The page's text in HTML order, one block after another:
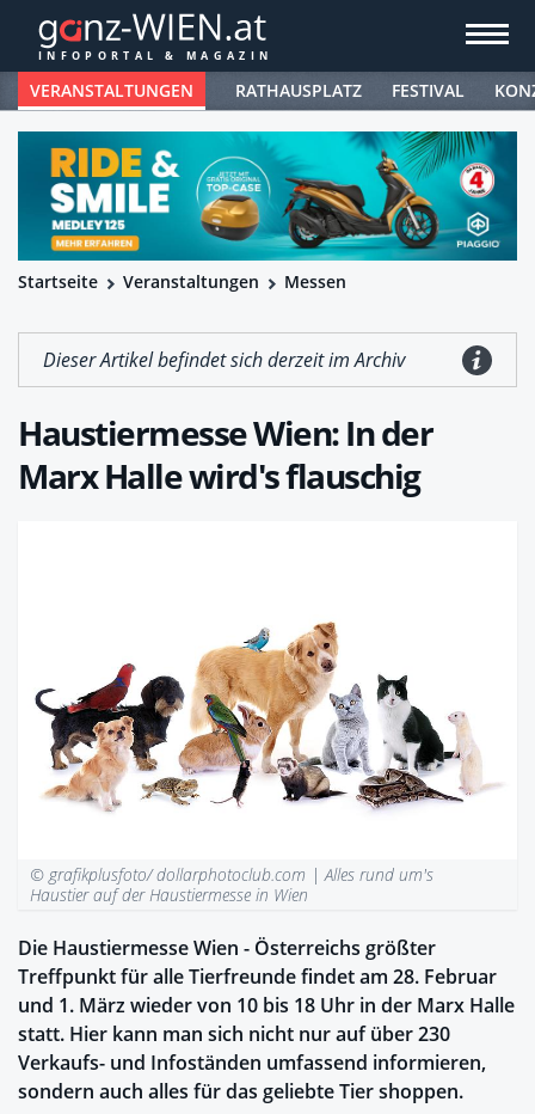
VERANSTALTUNGEN RATHAUSPLATZ FESTIVAL
Startseite Veranstaltungen Messen
Dieser Artikel befindet sich derzeit im Archiv
Haustiermesse Wien: In der
Marx Halle wird's flauschig
© grafikplusfoto/ dollarphotoclub.com |Alles rund um's
Haustier auf der Haustiermesse in Wien
Die Haustiermesse Wien - Österreichs größter
Treffpunkt für alle Tierfreunde findet am 28. Februar
und 1. März wieder von 10 bis 18 Uhr in der Marx Halle
statt. Hier kann man sich nicht nur auf über 230
Verkaufs- und Infoständen umfassend informieren,
sondern auch alles für das geliebte Tier shoppen.